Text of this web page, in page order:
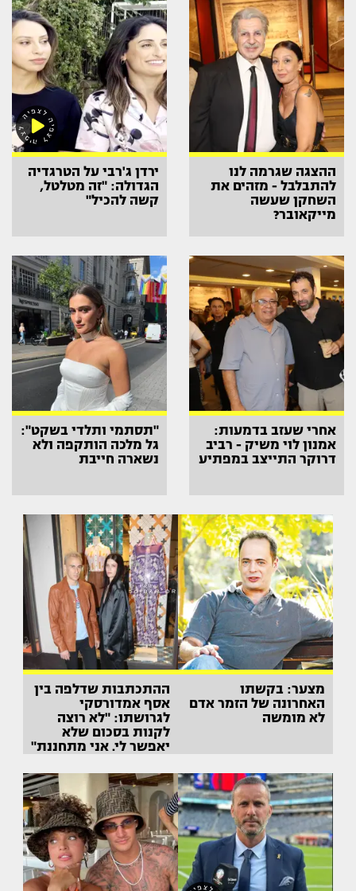
ההצגה שגרמה לנו
להתבלבל - מזהים את
השחקן שעשה
מייקאובר?
ירדן ג'רבי על הטרגדיה
הגדולה: "זה מטלטל,
קשה להכיל"
אחרי שעזב בדמעות:
אמנון לוי משיק - רביב
דרוקר התייצב במפתיע
"תסתמי ותלדי בשקט":
גל מלכה הותקפה ולא
נשארה חייבת
מצער: בקשתו
האחרונה של הזמר אדם
לא מומשה
ההתכתבות שדלפה בין
אסף אמדורסקי
לגרושתו: "לא רוצה
לקנות בסכום שלא
יאפשר לי. אני מתחננת"